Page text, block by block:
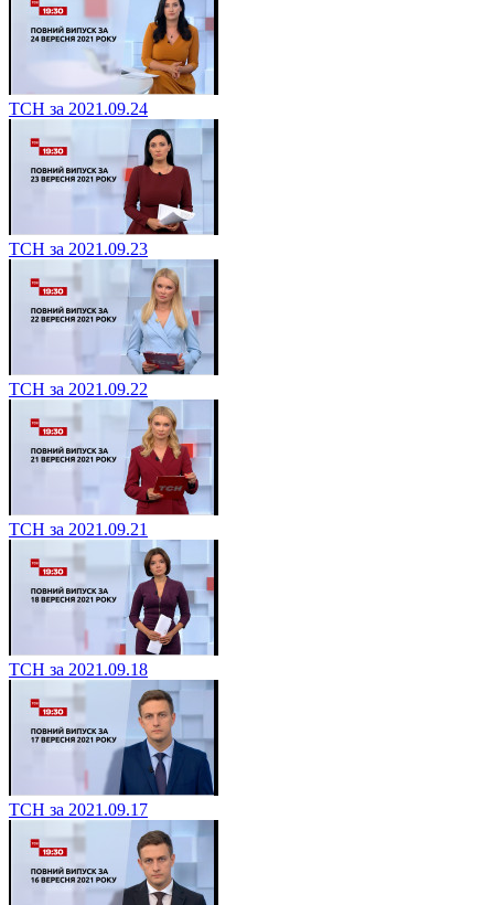
ТСН за 2021.09.24
ТСН за 2021.09.23
ТСН за 2021.09.22
ТСН за 2021.09.21
ТСН за 2021.09.18
ТСН за 2021.09.17